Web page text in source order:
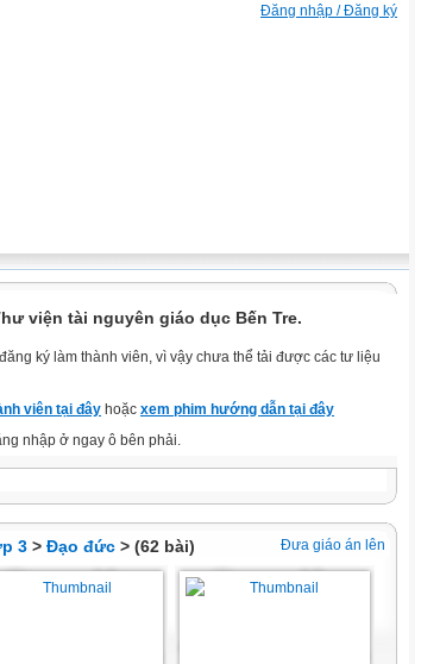
Đăng nhập / Đăng ký
viện tài nguyên giáo dục Bến Tre.
ký làm thành viên, vì vậy chưa thể tải được các tư liệu
viên tại đây hoặc xem phim hướng dẫn tại đây
nhập ở ngay ô bên phải.
Đưa giáo án lên
3 > Đạo đức > (62 bài)